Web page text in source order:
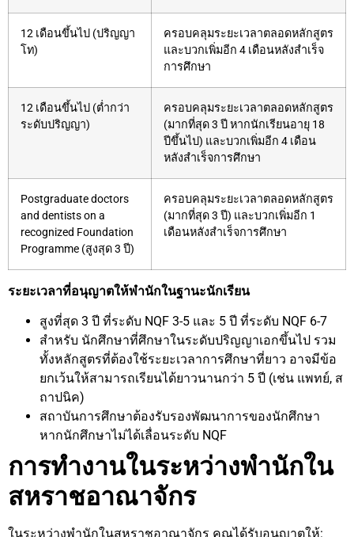
12 เดือนขึ้นไป (ปริญญา
โท)
ครอบคลุมระยะเวลาตลอดหลักสูตร
และบวกเพิ่มอีก 4 เดือนหลังสำเร็จ
การศึกษา
12 เดือนขึ้นไป (ต่ำกว่า
ระดับปริญญา)
ครอบคลุมระยะเวลาตลอดหลักสูตร
(มากที่สุด 3 ปี หากนักเรียนอายุ 18
ปีขึ้นไป) และบวกเพิ่มอีก 4 เดือน
หลังสำเร็จการศึกษา
Postgraduate doctors
and dentists on a
recognized Foundation
Programme (สูงสุด 3 ปี)
ครอบคลุมระยะเวลาตลอดหลักสูตร
(มากที่สุด 3 ปี) และบวกเพิ่มอีก 1
เดือนหลังสำเร็จการศึกษา
ระยะเวลาที่อนุญาตให้พำนักในฐานะนักเรียน
สูงที่สุด 3 ปี ที่ระดับ NQF 3-5 และ 5 ปี ที่ระดับ NQF 6-7
สำหรับ นักศึกษาที่ศึกษาในระดับปริญญาเอกขึ้นไป รวม
ทั้งหลักสูตรที่ต้องใช้ระยะเวลาการศึกษาที่ยาว อาจมีข้อ
ยกเว้นให้สามารถเรียนได้ยาวนานกว่า 5 ปี (เช่น แพทย์, ส
ถาปนิค)
สถาบันการศึกษาต้องรับรองพัฒนาการของนักศึกษา
หากนักศึกษาไม่ได้เลื่อนระดับ NQF
การทำงานในระหว่างพำนักใน
สหราชอาณาจักร
ในระหว่างพำนักในสหราชอาณาจักร คุณได้รับอนุญาตให้: